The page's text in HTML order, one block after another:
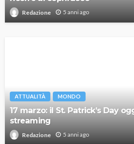
Redazione 5 anni ago
ATTUALITÀ MONDO
17 marzo: il St. Patrick’s Day
streaming
Redazione 5 anni ago